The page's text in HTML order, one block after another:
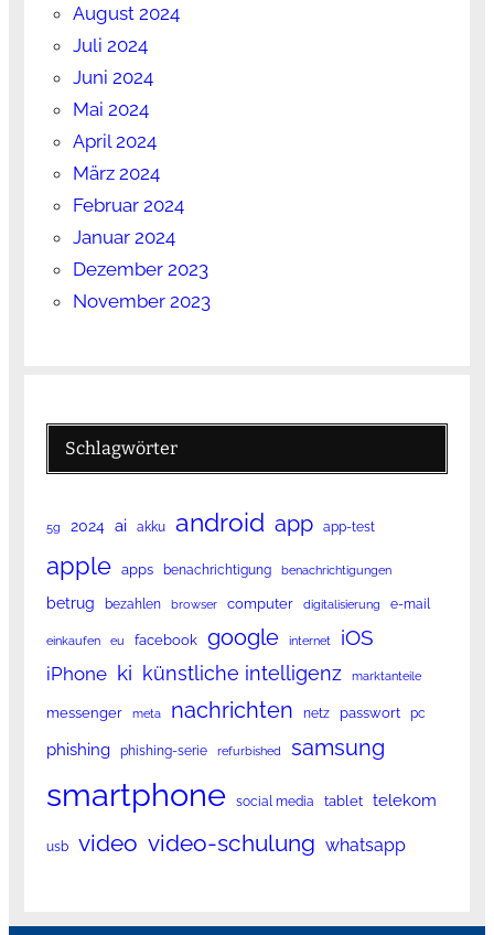
August 2024
Juli 2024
Juni 2024
Mai 2024
April 2024
März 2024
Februar 2024
Januar 2024
Dezember 2023
November 2023
Schlagwörter
5g 2024 ai akku android app app-test
apple apps benachrichtigung benachrichtigungen
betrug bezahlen browser computer digitalisierung e-mail
einkaufen eu facebook google internet iOS
iPhone ki künstliche intelligenz marktanteile
messenger meta nachrichten netz passwort pc
phishing phishing-serie refurbished samsung
smartphone social media tablet telekom
usb video video-schulung whatsapp